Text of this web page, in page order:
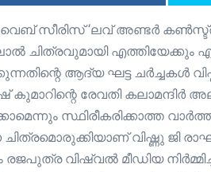
വെബ് സീരിസ് ‘ലവ് അണ്ടർ
ചിത്രവുമായി എത്തിയേക്കും
ആദ്യ ഘട്ട ചർച്ചകൾ
കുമാറിന്റെ രേവതി കലാമന്ദിർ
സ്ഥിരീകരിക്കാത്ത
വിഷ്ണു ജി രാഘവ്
രജപുത്ര വിഷ്വൽ മീഡിയ